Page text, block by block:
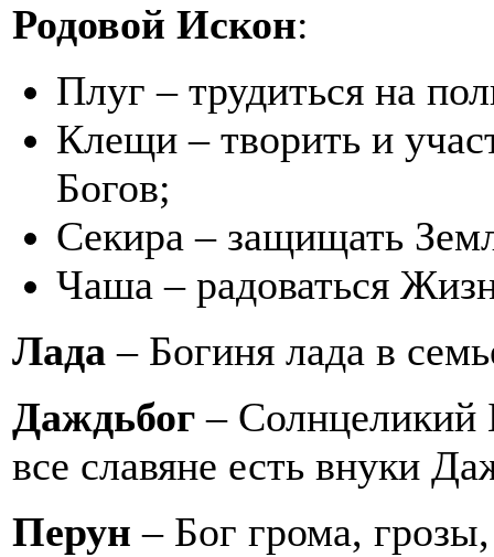
Родовой Искон:
Плуг – трудиться на
Клещи – творить и
Богов;
Секира – защищать
Чаша – радоваться
Лада – Богиня лада в
Даждьбог – Солнцеликий
все славяне есть внуки
Перун– Бог грома,